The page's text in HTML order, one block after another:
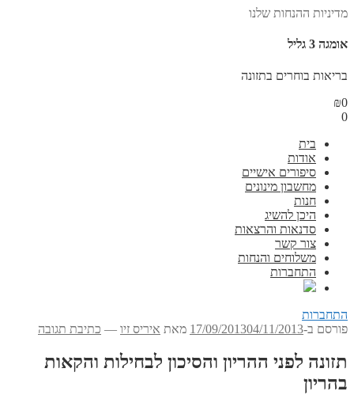
מדיניות ההנחות שלנו
אומגה 3 גליל
בריאות בוחרים בתזונה
₪0
0
בית
אודות
סיפורים אישיים
מחשבון מינונים
חנות
היכן להשיג
סדנאות והרצאות
צור קשר
משלוחים והנחות
התחברות
התחברות
פורסם ב-
17/09/201304/11/2013 מאת איריס זיו — כתיבת תגובה
תזונה לפני ההריון והסיכון לבחילות והקאות
בהריון